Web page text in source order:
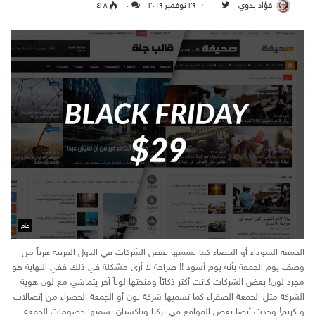
فؤاد بدوي Follow on Twitter
۲۹ نوفمبر ۲۰۱۹ ۰ ٤۲۸
عام
الجمعة السوداء أو البيضاء كما تسميها بعض الشركات في الدول العربية هرباً من
وصف يوم الجمعة بأنه يوم أسود !! صراحة لا أرى مشكلة في ذلك ففي النهاية هو
مجرد لون! بعض الشركات كانت أكثر ذكائاً ومنحتها لوناً آخر يتماشي مع لون هوية
الشركة مثل الجمعة الصفراء كما تسميها شركة نون أو الجمعة الخضراء من إتصالات
و كريم! وجدت أيضا بعض المواقع في تركيا وباكستان تسميها خصومات الجمعة